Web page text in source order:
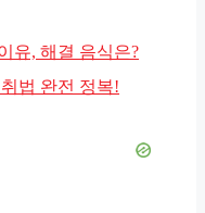
유, 해결 음식은?
법 완전 정복!